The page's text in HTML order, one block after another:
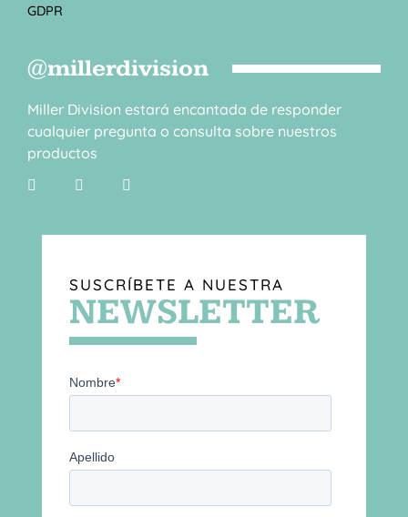
GDPR
@millerdivision
Miller Division estará encantada de responder
cualquier pregunta o consulta sobre nuestros
productos
SUSCRÍBETE A NUESTRA
NEWSLETTER